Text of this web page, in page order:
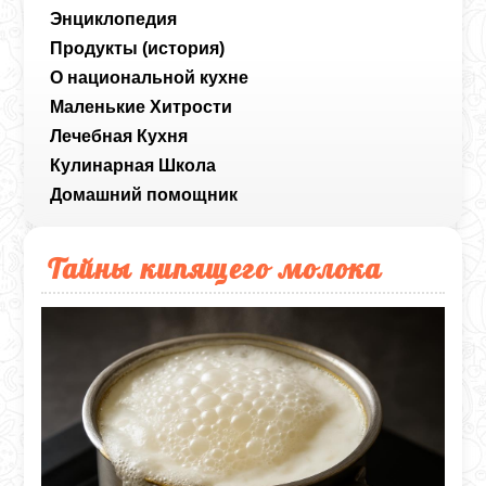
Энциклопедия
Продукты (история)
О национальной кухне
Маленькие Хитрости
Лечебная Кухня
Кулинарная Школа
Домашний помощник
Тайны кипящего молока